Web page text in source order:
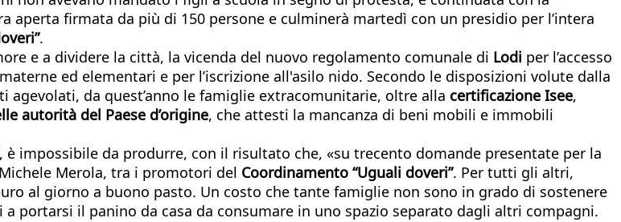
aperta firmata da più di 150 persone e culminerà martedì con un presidio per l’intera
.
e a dividere la città, la vicenda del nuovo regolamento comunale di Lodi per l’accesso
ed elementari e per l’iscrizione all'asilo nido. Secondo le disposizioni volute dalla
agevolati, da quest’anno le famiglie extracomunitarie, oltre alla certificazione Isee,
autorità del Paese d’origine, che attesti la mancanza di beni mobili e immobili
impossibile da produrre, con il risultato che, «su trecento domande presentate per la
Merola, tra i promotori del Coordinamento “Uguali doveri”. Per tutti gli altri,
al giorno a buono pasto. Un costo che tante famiglie non sono in grado di sostenere
portarsi il panino da casa da consumare in uno spazio separato dagli altri compagni.